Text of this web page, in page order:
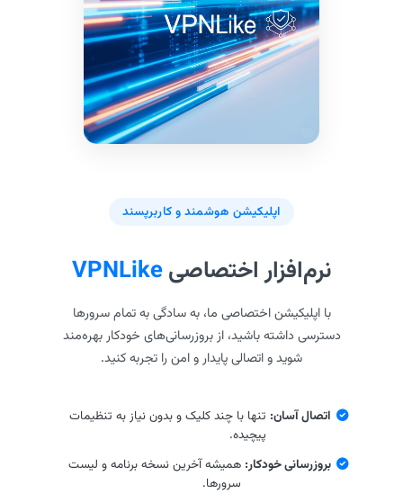
اپلیکیشن هوشمند و کاربرپسند
نرم‌افزار اختصاصیVPNLike
با اپلیکیشن اختصاصی ما، به سادگی به تمام سرورها
دسترسی داشته باشید، از بروزرسانی‌های خودکار بهره‌مند
شوید و اتصالی پایدار و امن را تجربه کنید.
اتصال آسان: تنها با چند کلیک و بدون نیاز به تنظیمات
پیچیده.
بروزرسانی خودکار: همیشه آخرین نسخه برنامه و لیست
سرورها.